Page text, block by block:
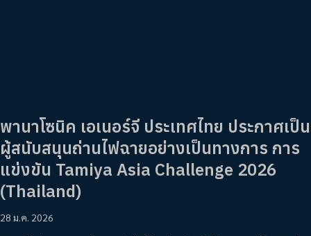
พานาโซนิค เอเนอร์จี ประเทศไทย ประกาศเป็น
ผู้สนับสนุนถ่านไฟฉายอย่างเป็นทางการ การ
แข่งขัน Tamiya Asia Challenge 2026
(Thailand)
28 ม.ค. 2026